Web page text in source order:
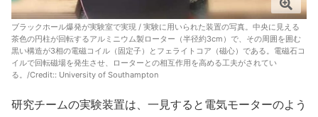
ブラックホール爆発が実験室で実現 / 実験に用いられた装置の写真。中央に見える
茶色の円柱が回転するアルミニウム製ローター（半径約3cm）で、その周囲を囲む
黒い構造が3相の電磁コイル（固定子）とフェライトコア（磁心）である。電磁石コ
イルで回転磁場を発生させ、ローターとの相互作用を高める工夫がされてい
る。/Credit:: University of Southampton
研究チームの実験装置は、一見すると電気モーターのよう